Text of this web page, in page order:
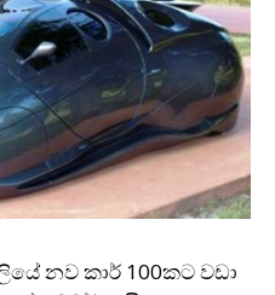
නව කාර් 100කට වඩා